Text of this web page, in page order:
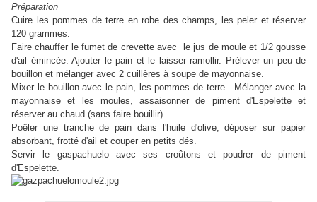
Préparation
Cuire les pommes de terre en robe des champs, les peler et réserver
120 grammes.
Faire chauffer le fumet de crevette avec le jus de moule et 1/2 gousse
d'ail émincée. Ajouter le pain et le laisser ramollir. Prélever un peu de
bouillon et mélanger avec 2 cuillères à soupe de mayonnaise.
Mixer le bouillon avec le pain, les pommes de terre . Mélanger avec la
mayonnaise et les moules, assaisonner de piment d'Espelette et
réserver au chaud (sans faire bouillir).
Poêler une tranche de pain dans l'huile d'olive, déposer sur papier
absorbant, frotté d'ail et couper en petits dés.
Servir le gaspachuelo avec ses croûtons et poudrer de piment
d'Espelette.